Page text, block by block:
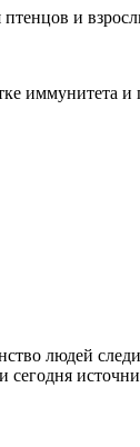
и
иммунитета и
людей